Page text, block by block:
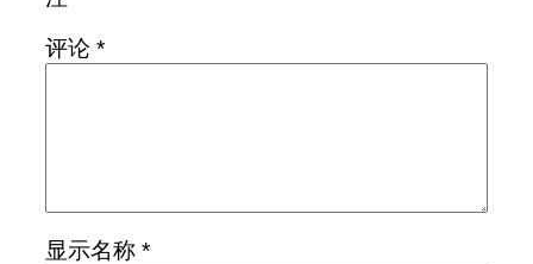
评论 *
显示名称 *